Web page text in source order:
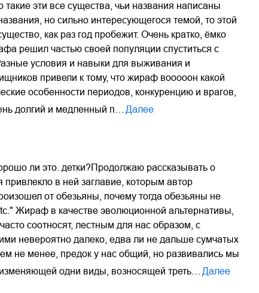
такие эти все существа, чьи названия написаны
но сильно интересующегося темой, то этой
как раз год пробежит. Очень кратко, ёмко
решил частью своей популяции спуститься с
условия и навыки для выживания и
привели к тому, что жираф вооооон какой
особенности периодов, конкуренцию и врагов,
долгий и медленный п…
Далее
ли это. детки?Продолжаю рассказывать о
в ней заглавие, которым автор
от обезьяны, почему тогда обезьяны не
Жираф в качестве эволюционной альтернативы,
соотносят, лестным для нас образом, с
невероятно далеко, едва ли не дальше сумчатых
не менее, предок у нас общий, но развивались мы
одни виды, возносящей треть…
Далее